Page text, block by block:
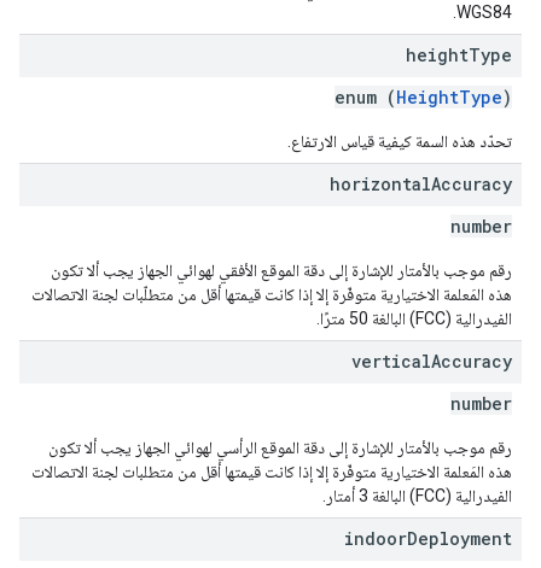
WGS84.
heightType
enum (HeightType)
تحدّد هذه السمة كيفية قياس الارتفاع.
horizontalAccuracy
number
رقم موجب بالأمتار للإشارة إلى دقة الموقع الأفقي لهوائي الجهاز يجب ألا تكون
هذه المَعلمة الاختيارية متوفّرة إلا إذا كانت قيمتها أقل من متطلّبات لجنة الاتصالات
الفيدرالية (FCC) البالغة 50 مترًا.
verticalAccuracy
number
رقم موجب بالأمتار للإشارة إلى دقة الموقع الرأسي لهوائي الجهاز يجب ألا تكون
هذه المَعلمة الاختيارية متوفّرة إلا إذا كانت قيمتها أقل من متطلبات لجنة الاتصالات
الفيدرالية (FCC) البالغة 3 أمتار.
indoorDeployment